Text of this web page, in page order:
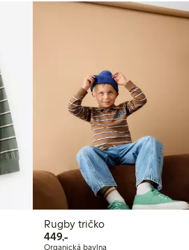
Rugby tričko
449,-449,00 Kč
Organická bavlna